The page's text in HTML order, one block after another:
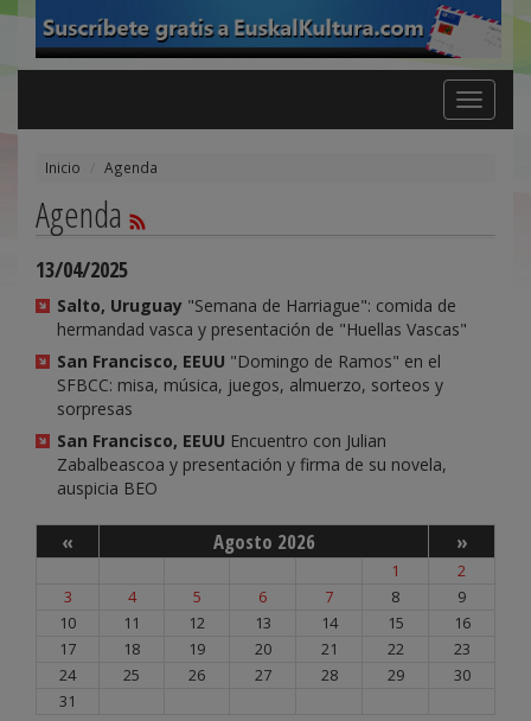
Toggle
navigation
Inicio Agenda
Agenda
13/04/2025
Salto, Uruguay "Semana de Harriague": comida de
hermandad vasca y presentación de "Huellas Vascas"
San Francisco, EEUU "Domingo de Ramos" en el
SFBCC: misa, música, juegos, almuerzo, sorteos y
sorpresas
San Francisco, EEUU Encuentro con Julian
Zabalbeascoa y presentación y firma de su novela,
auspicia BEO
« Agosto 2026 »
1
2
3
4 5 6 7 8
9
10
11 12 13 14 15
16
17
18 19 20 21 22
23
24
25 26 27 28 29
30
31